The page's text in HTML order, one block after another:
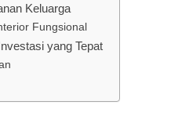
Keluarga
Fungsional
yang Tepat